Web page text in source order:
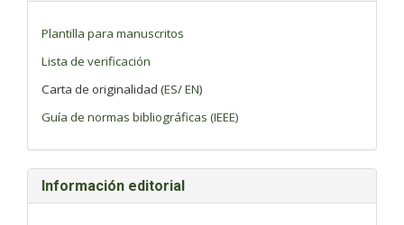
Plantilla para manuscritos
Lista de verificación
Carta de originalidad (ES/EN)
Guía de normas bibliográficas (IEEE)
Información editorial